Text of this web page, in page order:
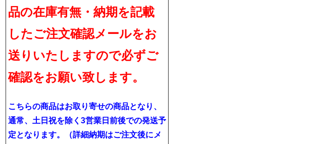
品の在庫有無・納期を記載
したご注文確認メールをお
送りいたしますので必ずご
確認をお願い致します。
こちらの商品はお取り寄せの商品となり、
通常、土日祝を除く3営業日前後での発送予
定となります。（詳細納期はご注文後にメ